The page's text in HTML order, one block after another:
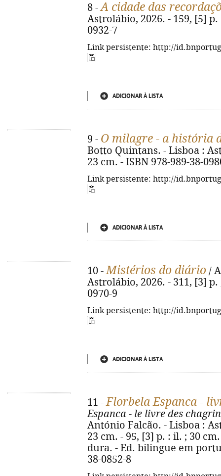
8 -A cidade das
Astrolábio, 2026. - 159, [5] p.
0932-7
Link persistente: http://
ADICIONAR À LISTA
9 - O milagre - a história
Botto Quintans. - Lisboa :
23 cm. - ISBN 978-989-38-
Link persistente: http://
ADICIONAR À LISTA
10 -Mistérios do diário /
Astrolábio, 2026. - 311, [3] p.
0970-9
Link persistente: http://
ADICIONAR À LISTA
11 -Florbela Espanca -
Espanca - le livre des
António Falcão. - Lisboa :
23 cm. - 95, [3] p. : il. ; 30
dura. - Ed. bilingue em
38-0852-8